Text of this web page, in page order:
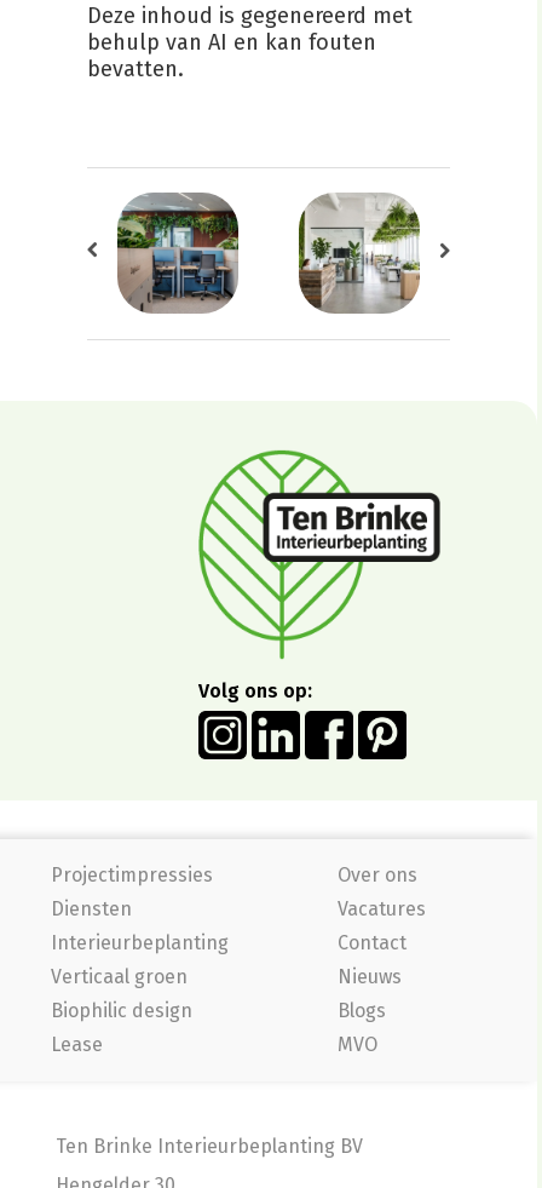
Deze inhoud is gegenereerd met
behulp van AI en kan fouten
bevatten.
Volg ons op:
Projectimpressies
Diensten
Interieurbeplanting
Verticaal groen
Biophilic design
Lease
Over ons
Vacatures
Contact
Nieuws
Blogs
MVO
Ten Brinke Interieurbeplanting BV